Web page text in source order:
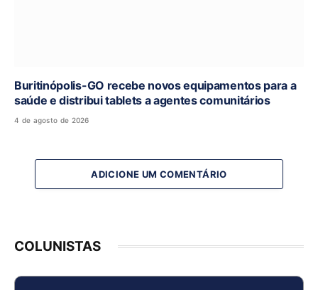
Buritinópolis-GO recebe novos equipamentos para a
saúde e distribui tablets a agentes comunitários
4 de agosto de 2026
ADICIONE UM COMENTÁRIO
COLUNISTAS